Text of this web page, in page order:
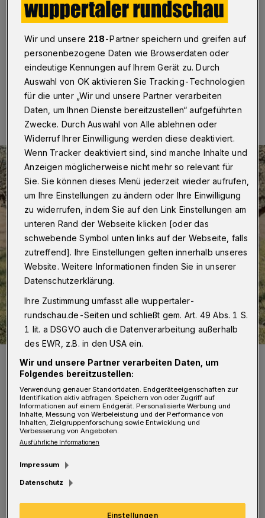
Wuppertal·Der Liedermacher Björn Nonnweiler macht
ein Konzert in der Bandfabrik (Schwelmer Straße 133).
09.07.2025 , 10:05 Uhr Eine Minute Lesezeit
Foto: Lea Nonnweiler
N onnweilers Texte sind oft tiefsinnig und
regen zum Nachdenken an. Die
fröhlichen Seiten des Lebens lässt er nicht
Wir und unsere 218-Partner speichern und greifen auf
personenbezogene Daten wie Browserdaten oder
eindeutige Kennungen auf Ihrem Gerät zu. Durch
Auswahl von OK aktivieren Sie Tracking-Technologien
für die unter „Wir und unsere Partner verarbeiten
Daten, um Ihnen Dienste bereitzustellen“ aufgeführten
Zwecke. Durch Auswahl von Alle ablehnen oder
Widerruf Ihrer Einwilligung werden diese deaktiviert.
Wenn Tracker deaktiviert sind, sind manche Inhalte und
Anzeigen möglicherweise nicht mehr so relevant für
Sie. Sie können dieses Menü jederzeit wieder aufrufen,
um Ihre Einstellungen zu ändern oder Ihre Einwilligung
zu widerrufen, indem Sie auf den Link Einstellungen am
unteren Rand der Webseite klicken [oder das
schwebende Symbol unten links auf der Webseite, falls
zutreffend]. Ihre Einstellungen gelten innerhalb unseres
Website. Weitere Informationen finden Sie in unserer
Datenschutzerklärung.
Ihre Zustimmung umfasst alle wuppertaler-
rundschau.de-Seiten und schließt gem. Art. 49 Abs. 1 S.
1 lit. a DSGVO auch die Datenverarbeitung außerhalb
des EWR, z.B. in den USA ein.
Wir und unsere Partner verarbeiten Daten, um
Folgendes bereitzustellen:
Verwendung genauer Standortdaten. Endgeräteeigenschaften zur
Identifikation aktiv abfragen. Speichern von oder Zugriff auf
Informationen auf einem Endgerät. Personalisierte Werbung und
Inhalte, Messung von Werbeleistung und der Performance von
Inhalten, Zielgruppenforschung sowie Entwicklung und
Verbesserung von Angeboten.
Ausführliche Informationen
Impressum
Datenschutz
Einstellungen